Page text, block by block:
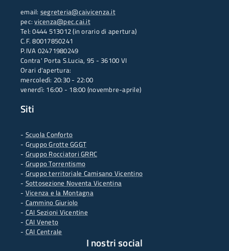
email: segreteria@caivicenza.it
pec:vicenza@pec.cai.it
Tel: 0444 513012 (in orario di apertura)
C.F. 80017850241
P.IVA 02471980249
Contra' Porta S.Lucia, 95 - 36100 VI
Orari d'apertura:
mercoledì: 20:30 - 22:00
venerdì: 16:00 - 18:00 (novembre-aprile)
Siti
- Scuola Conforto
- Gruppo Grotte GGGT
- Gruppo Rocciatori GRRC
- Gruppo Torrentismo
- Gruppo territoriale Camisano Vicentino
- Sottosezione Noventa Vicentina
- Vicenza e la Montagna
- Cammino Giuriolo
- CAI Sezioni Vicentine
- CAI Veneto
- CAI Centrale
I nostri social